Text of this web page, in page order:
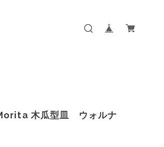
木瓜型皿 ウォルナ